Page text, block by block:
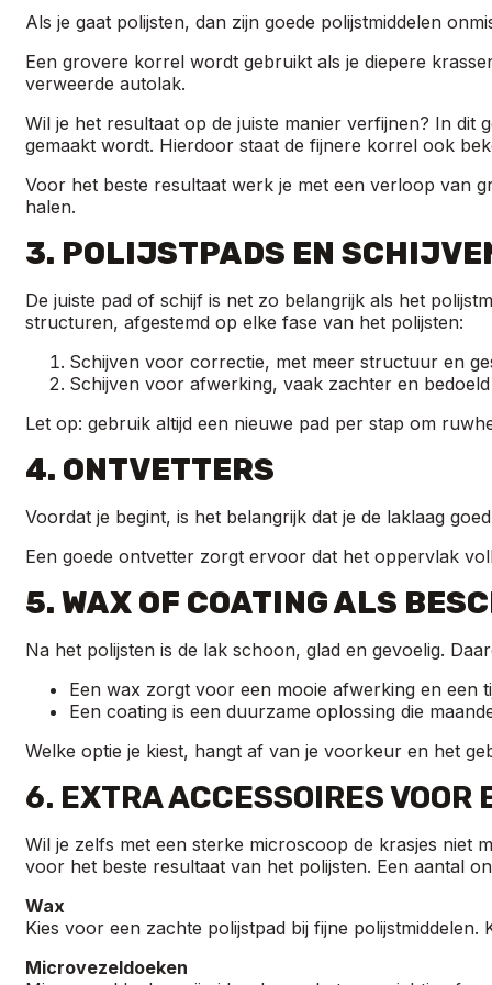
Als je gaat polijsten, dan zijn goede polijstmiddelen
Een grovere korrel wordt gebruikt als je diepere
verweerde autolak.
Wil je het resultaat op de juiste manier verfijnen? In dit
gemaakt wordt. Hierdoor staat de fijnere korrel ook
Voor het beste resultaat werk je met een verloop van
halen.
3. POLIJSTPADS EN
De juiste pad of schijf is net zo belangrijk als het
structuren, afgestemd op elke fase van het polijsten:
Schijven voor correctie, met meer structuur en
Schijven voor afwerking, vaak zachter en
Let op: gebruik altijd een nieuwe pad per stap om
4. ONTVETTERS
Voordat je begint, is het belangrijk dat je de laklaag
Een goede ontvetter zorgt ervoor dat het oppervlak
5. WAX OF COATING ALS
Na het polijsten is de lak schoon, glad en gevoelig.
Een wax zorgt voor een mooie afwerking en een
Een coating is een duurzame oplossing die
Welke optie je kiest, hangt af van je voorkeur en het
6. EXTRA ACCESSOIRES
Wil je zelfs met een sterke microscoop de krasjes niet
voor het beste resultaat van het polijsten. Een aantal
Wax
Kies voor een zachte polijstpad bij fijne
Microvezeldoeken